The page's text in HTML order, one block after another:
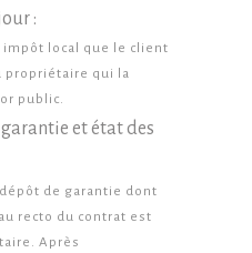
:
impôt local que le client
propriétaire qui la
public.
et état des
de garantie dont
recto du contrat est
Après